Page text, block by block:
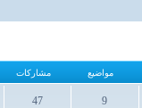
مواضيع مشاركات
9
47